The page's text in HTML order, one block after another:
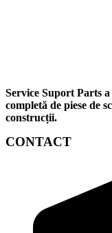
Service Suport Parts
completă de piese de
construcții.
CONTACT